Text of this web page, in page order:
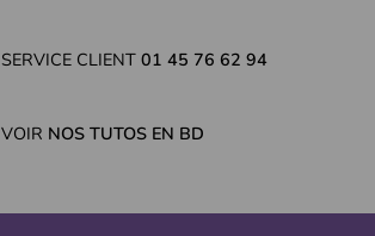
SERVICE CLIENT 01 45 76 62 94
VOIR NOS TUTOS EN BD